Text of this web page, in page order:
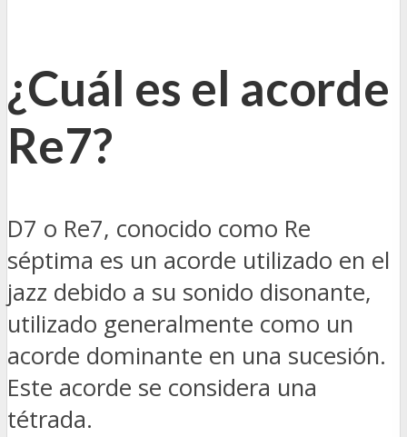
¿Cuál es el acorde
Re7?
D7 o Re7, conocido como Re
séptima es un acorde utilizado en el
jazz debido a su sonido disonante,
utilizado generalmente como un
acorde dominante en una sucesión.
Este acorde se considera una
tétrada.